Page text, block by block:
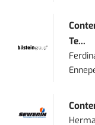
Te...